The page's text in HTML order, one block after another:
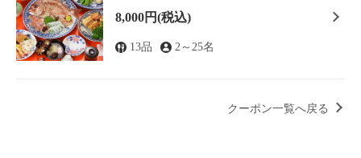
8,000円(税込)
13品 2～25名
クーポン一覧へ戻る
【4名様以上】コース利用限定♪飲み放題＋2000円（税込
み） | 日本料理・長崎伝統料理 割烹とし
長崎県長崎市中町5-22
https://kappoutoshi.owst.jp/coupons/196372691